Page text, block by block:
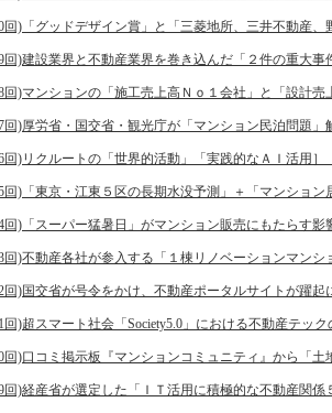
回)「グッドデザイン賞」と「三菱地所、三井不動産、
回)建設業界と不動産業界を巻き込んだ「２件の重大事
回)マンションの「施工売上高Ｎｏ１会社」と「設計売
回)厚労省・国交省・観光庁が「マンション民泊問題」
回)リクルートの「世界的活動」「実践的なＡＩ活用
回)「東京・江東５区の長期水没予測」＋「マンショ
回)「スーパー猛暑日」がマンション販売にもたらす影
回)不動産各社が参入する「１棟リノベーションマンシ
回)国交省が号令をかけ、不動産ポータルサイトが躍起
回)超スマート社会「Society5.0」における不動産テック
回)口コミ掲示板『マンションコミュニティ』から「土
回)経産省が選定した「ＩＴ活用に積極的な不動産関係